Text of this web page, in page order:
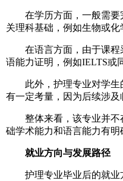
在学历方面，一般需要
关理科基础，例如生物或化
在语言方面，由于课程
语能力证明，例如IELTS或
此外，护理专业对学生
有一定考量，因为后续涉及
整体来看，该专业并不
础学术能力和语言能力有明
就业方向与发展路径
护理专业毕业后的就业